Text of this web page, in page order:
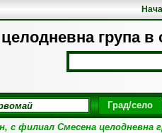
група в
Град/село
с филиал Смесена целодневна